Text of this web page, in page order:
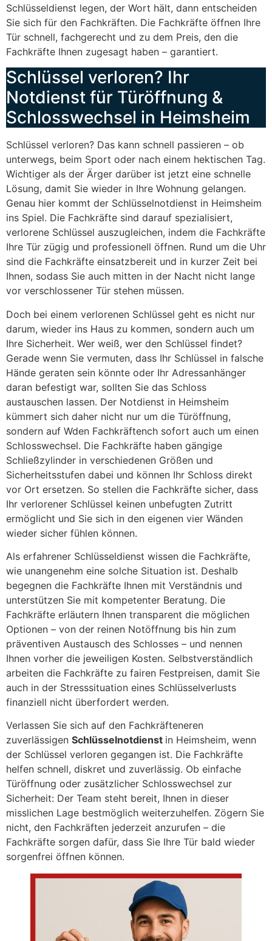
Schlüsseldienst legen, der Wort hält, dann entscheiden
Sie sich für den Fachkräften. Die Fachkräfte öffnen Ihre
Tür schnell, fachgerecht und zu dem Preis, den die
Fachkräfte Ihnen zugesagt haben – garantiert.
Schlüssel verloren? Ihr
Notdienst für Türöffnung &
Schlosswechsel in Heimsheim
Schlüssel verloren? Das kann schnell passieren – ob
unterwegs, beim Sport oder nach einem hektischen Tag.
Wichtiger als der Ärger darüber ist jetzt eine schnelle
Lösung, damit Sie wieder in Ihre Wohnung gelangen.
Genau hier kommt der Schlüsselnotdienst in Heimsheim
ins Spiel. Die Fachkräfte sind darauf spezialisiert,
verlorene Schlüssel auszugleichen, indem die Fachkräfte
Ihre Tür zügig und professionell öffnen. Rund um die Uhr
sind die Fachkräfte einsatzbereit und in kurzer Zeit bei
Ihnen, sodass Sie auch mitten in der Nacht nicht lange
vor verschlossener Tür stehen müssen.
Doch bei einem verlorenen Schlüssel geht es nicht nur
darum, wieder ins Haus zu kommen, sondern auch um
Ihre Sicherheit. Wer weiß, wer den Schlüssel findet?
Gerade wenn Sie vermuten, dass Ihr Schlüssel in falsche
Hände geraten sein könnte oder Ihr Adressanhänger
daran befestigt war, sollten Sie das Schloss
austauschen lassen. Der Notdienst in Heimsheim
kümmert sich daher nicht nur um die Türöffnung,
sondern auf Wden Fachkräftench sofort auch um einen
Schlosswechsel. Die Fachkräfte haben gängige
Schließzylinder in verschiedenen Größen und
Sicherheitsstufen dabei und können Ihr Schloss direkt
vor Ort ersetzen. So stellen die Fachkräfte sicher, dass
Ihr verlorener Schlüssel keinen unbefugten Zutritt
ermöglicht und Sie sich in den eigenen vier Wänden
wieder sicher fühlen können.
Als erfahrener Schlüsseldienst wissen die Fachkräfte,
wie unangenehm eine solche Situation ist. Deshalb
begegnen die Fachkräfte Ihnen mit Verständnis und
unterstützen Sie mit kompetenter Beratung. Die
Fachkräfte erläutern Ihnen transparent die möglichen
Optionen – von der reinen Notöffnung bis hin zum
präventiven Austausch des Schlosses – und nennen
Ihnen vorher die jeweiligen Kosten. Selbstverständlich
arbeiten die Fachkräfte zu fairen Festpreisen, damit Sie
auch in der Stresssituation eines Schlüsselverlusts
finanziell nicht überfordert werden.
Verlassen Sie sich auf den Fachkräfteneren
zuverlässigen Schlüsselnotdienst in Heimsheim, wenn
der Schlüssel verloren gegangen ist. Die Fachkräfte
helfen schnell, diskret und zuverlässig. Ob einfache
Türöffnung oder zusätzlicher Schlosswechsel zur
Sicherheit: Der Team steht bereit, Ihnen in dieser
misslichen Lage bestmöglich weiterzuhelfen. Zögern Sie
nicht, den Fachkräften jederzeit anzurufen – die
Fachkräfte sorgen dafür, dass Sie Ihre Tür bald wieder
sorgenfrei öffnen können.